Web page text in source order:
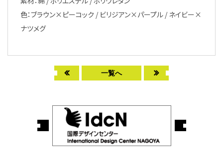
色：ブラウン×ピーコック / ビリジアン×パープル / ネイビー×
ナツメグ
一覧へ